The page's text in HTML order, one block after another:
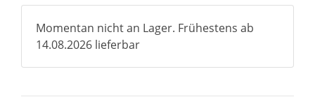
Momentan nicht an Lager. Frühestens ab
14.08.2026 lieferbar